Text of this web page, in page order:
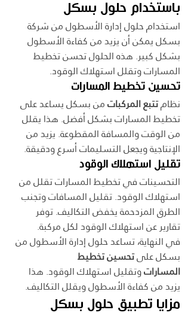
باستخدام حلول بسكل
استخدام حلول إدارة الأسطول من شركة
بسكل يمكن أن يزيد من كفاءة الأسطول
بشكل كبير. هذه الحلول تحسن تخطيط
المسارات وتقلل استهلاك الوقود.
تحسين تخطيط المسارات
نظام تتبع المركبات من بسكل يساعد على
تخطيط المسارات بشكل أفضل. هذا يقلل
من الوقت والمسافة المقطوعة. يزيد من
الإنتاجية ويجعل التسليمات أسرع ودقيقة.
تقليل استهلاك الوقود
التحسينات في تخطيط المسارات تقلل من
استهلاك الوقود. تقليل المسافات وتجنب
الطرق المزدحمة يخفض التكاليف. توفر
تقارير عن استهلاك الوقود لكل مركبة.
في النهاية، تساعد حلول إدارة الأسطول من
بسكل على تحسين تخطيط
المسارات وتقليل استهلاك الوقود. هذا
يزيد من كفاءة الأسطول ويقلل التكاليف.
مزايا تطبيق حلول بسكل